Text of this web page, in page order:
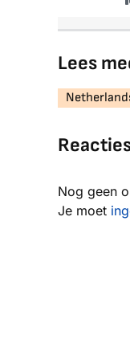
Lees
Nog geen
Je moet